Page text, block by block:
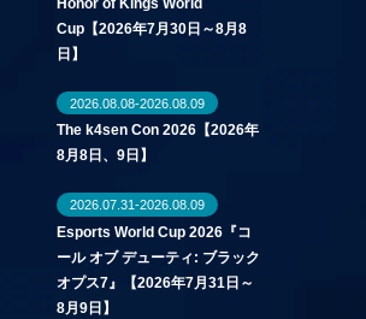
Cup【2026年7月30日～8月8
日】
2026.08.08-2026.08.09
The k4sen Con 2026【2026年
8月8日、9日】
2026.07.31-2026.08.09
Esports World Cup 2026『コ
ール オブ デューティ: ブラック
オプス7』【2026年7月31日～
8月9日】